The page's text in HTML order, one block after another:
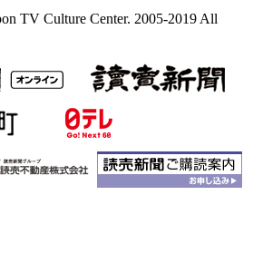
TV Culture Center. 2005-2019 All